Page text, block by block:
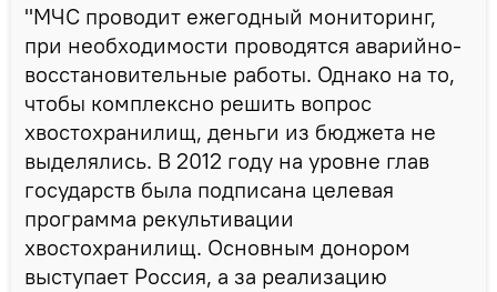
"МЧС проводит ежегодный мониторинг,
при необходимости проводятся аварийно-
восстановительные работы. Однако на то,
чтобы комплексно решить вопрос
хвостохранилищ, деньги из бюджета не
выделялись. В 2012 году на уровне глав
государств была подписана целевая
программа рекультивации
хвостохранилищ. Основным донором
выступает Россия, а за реализацию